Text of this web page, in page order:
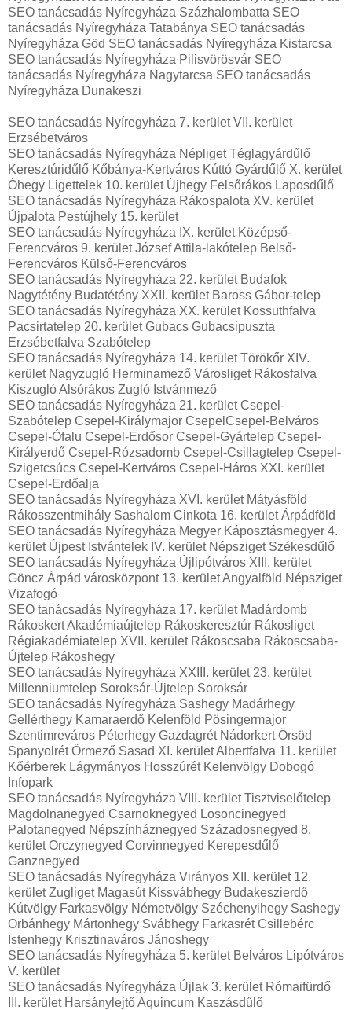
SEO tanácsadás Nyíregyháza Százhalombatta SEO
tanácsadás Nyíregyháza Tatabánya SEO tanácsadás
Nyíregyháza Göd SEO tanácsadás Nyíregyháza Kistarcsa
SEO tanácsadás Nyíregyháza Pilisvörösvár SEO
tanácsadás Nyíregyháza Nagytarcsa SEO tanácsadás
Nyíregyháza Dunakeszi
SEO tanácsadás Nyíregyháza 7. kerület VII. kerület
Erzsébetváros
SEO tanácsadás Nyíregyháza Népliget Téglagyárdűlő
Keresztúridűlő Kőbánya-Kertváros Kúttó Gyárdűlő X. kerület
Óhegy Ligettelek 10. kerület Újhegy Felsőrákos Laposdűlő
SEO tanácsadás Nyíregyháza Rákospalota XV. kerület
Újpalota Pestújhely 15. kerület
SEO tanácsadás Nyíregyháza IX. kerület Középső-
Ferencváros 9. kerület József Attila-lakótelep Belső-
Ferencváros Külső-Ferencváros
SEO tanácsadás Nyíregyháza 22. kerület Budafok
Nagytétény Budatétény XXII. kerület Baross Gábor-telep
SEO tanácsadás Nyíregyháza XX. kerület Kossuthfalva
Pacsirtatelep 20. kerület Gubacs Gubacsipuszta
Erzsébetfalva Szabótelep
SEO tanácsadás Nyíregyháza 14. kerület Törökőr XIV.
kerület Nagyzugló Herminamező Városliget Rákosfalva
Kiszugló Alsórákos Zugló Istvánmező
SEO tanácsadás Nyíregyháza 21. kerület Csepel-
Szabótelep Csepel-Királymajor CsepelCsepel-Belváros
Csepel-Ófalu Csepel-Erdősor Csepel-Gyártelep Csepel-
Királyerdő Csepel-Rózsadomb Csepel-Csillagtelep Csepel-
Szigetcsúcs Csepel-Kertváros Csepel-Háros XXI. kerület
Csepel-Erdőalja
SEO tanácsadás Nyíregyháza XVI. kerület Mátyásföld
Rákosszentmihály Sashalom Cinkota 16. kerület Árpádföld
SEO tanácsadás Nyíregyháza Megyer Káposztásmegyer 4.
kerület Újpest Istvántelek IV. kerület Népsziget Székesdűlő
SEO tanácsadás Nyíregyháza Újlipótváros XIII. kerület
Göncz Árpád városközpont 13. kerület Angyalföld Népsziget
Vizafogó
SEO tanácsadás Nyíregyháza 17. kerület Madárdomb
Rákoskert Akadémiaújtelep Rákoskeresztúr Rákosliget
Régiakadémiatelep XVII. kerület Rákoscsaba Rákoscsaba-
Újtelep Rákoshegy
SEO tanácsadás Nyíregyháza XXIII. kerület 23. kerület
Millenniumtelep Soroksár-Újtelep Soroksár
SEO tanácsadás Nyíregyháza Sashegy Madárhegy
Gellérthegy Kamaraerdő Kelenföld Pösingermajor
Szentimreváros Péterhegy Gazdagrét Nádorkert Örsöd
Spanyolrét Őrmező Sasad XI. kerület Albertfalva 11. kerület
Kőérberek Lágymányos Hosszúrét Kelenvölgy Dobogó
Infopark
SEO tanácsadás Nyíregyháza VIII. kerület Tisztviselőtelep
Magdolnanegyed Csarnoknegyed Losoncinegyed
Palotanegyed Népszínháznegyed Századosnegyed 8.
kerület Orczynegyed Corvinnegyed Kerepesdűlő
Ganznegyed
SEO tanácsadás Nyíregyháza Virányos XII. kerület 12.
kerület Zugliget Magasút Kissvábhegy Budakeszierdő
Kútvölgy Farkasvölgy Németvölgy Széchenyihegy Sashegy
Orbánhegy Mártonhegy Svábhegy Farkasrét Csillebérc
Istenhegy Krisztinaváros Jánoshegy
SEO tanácsadás Nyíregyháza 5. kerület Belváros Lipótváros
V. kerület
SEO tanácsadás Nyíregyháza Újlak 3. kerület Rómaifürdő
III. kerület Harsánylejtő Aquincum Kaszásdűlő